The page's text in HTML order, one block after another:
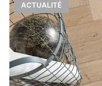
ACTUALITÉ